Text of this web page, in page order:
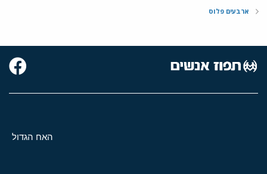
ארבעים פלוס
האח הגדול